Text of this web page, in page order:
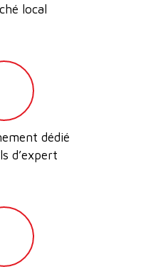
local
dédié
d’expert